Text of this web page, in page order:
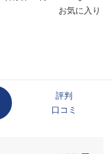
お気に入り
評判
口コミ